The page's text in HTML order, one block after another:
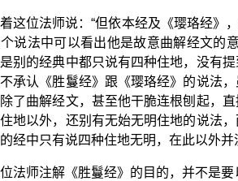
这位法师说：“但依本经及《璎珞经》
说法中可以看出他是故意曲解经文的
别的经典中都只说有四种住地，没有
承认《胜鬘经》跟《璎珞经》的说法
了曲解经文，甚至他干脆连根刨起，
地以外，还别有无始无明住地的说法
经中只有说四种住地无明，在此以外
法师注解《胜鬘经》的目的，并不是